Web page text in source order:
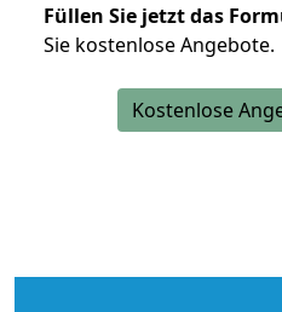
Füllen Sie jetzt das
Sie kostenlose Angebote.
Kostenlose